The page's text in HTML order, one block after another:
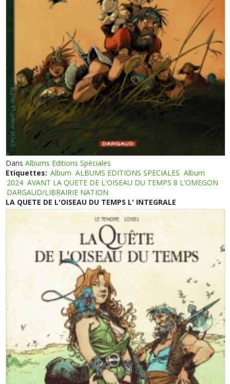
DansAlbums Editions Spéciales
Etiquettes: Album ALBUMS EDITIONS SPECIALES Album
2024 AVANT LA QUETE DE L'OISEAU DU TEMPS 8 L'OMEGON
DARGAUD/LIBRAIRIE NATION
LA QUETE DE L'OISEAU DU TEMPS L' INTEGRALE